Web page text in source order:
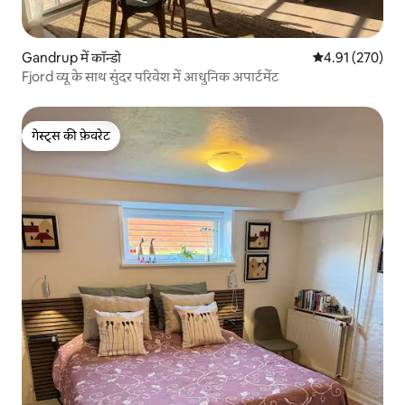
Gandrup में कॉन्डो औसत रेटिंग 5 में से
4.91 (270)
Fjord व्यू के साथ सुंदर परिवेश में आधुनिक अपार्टमेंट
गेस्ट्स की फ़ेवरेट
गेस्ट्स की फ़ेवरेट